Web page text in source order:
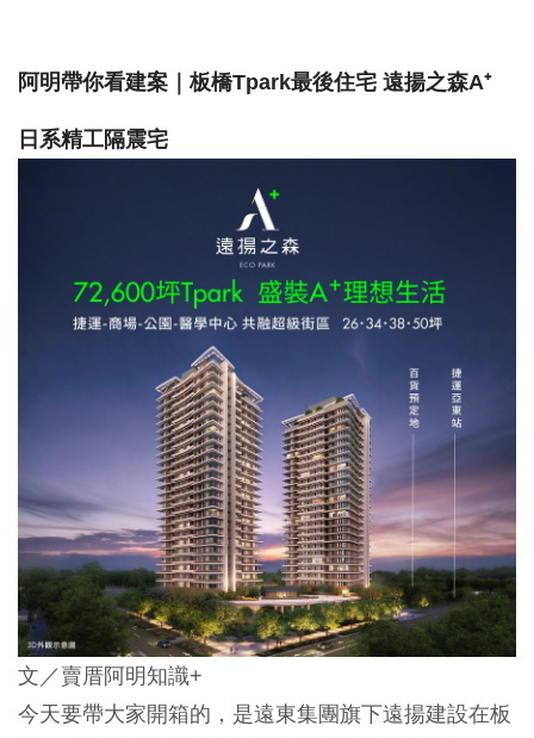
阿明帶你看建案｜板橋Tpark最後住宅 遠揚之森A⁺
日系精工隔震宅
文／賣厝阿明知識+
今天要帶大家開箱的，是遠東集團旗下遠揚建設在板